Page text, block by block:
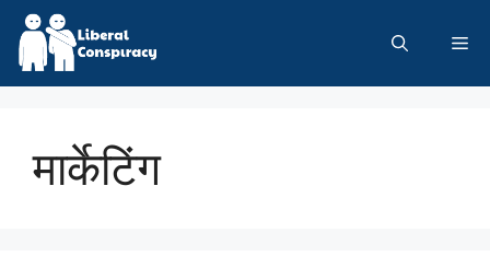
Skip
content
मार्केटिंग